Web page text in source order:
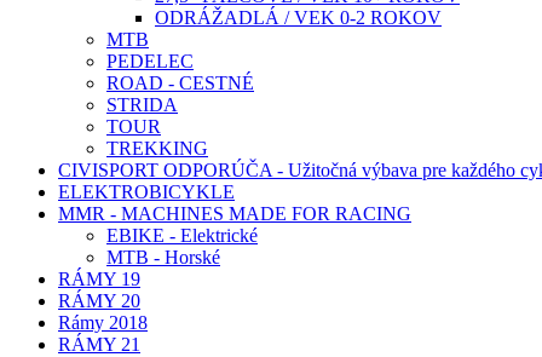
ODRÁŽADLÁ / VEK 0-2 ROKOV
MTB
PEDELEC
ROAD - CESTNÉ
STRIDA
TOUR
TREKKING
CIVISPORT ODPORÚČA - Užitočná výbava pre každého
ELEKTROBICYKLE
MMR - MACHINES MADE FOR RACING
EBIKE - Elektrické
MTB - Horské
RÁMY 19
RÁMY 20
Rámy 2018
RÁMY 21